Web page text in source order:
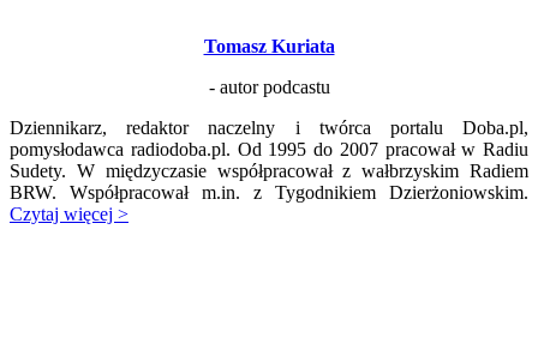
Tomasz Kuriata
- autor podcastu
Dziennikarz, redaktor naczelny i twórca portalu Doba.pl,
pomysłodawca radiodoba.pl. Od 1995 do 2007 pracował w Radiu
Sudety. W międzyczasie współpracował z wałbrzyskim Radiem
BRW. Współpracował m.in. z Tygodnikiem Dzierżoniowskim.
Czytaj więcej >